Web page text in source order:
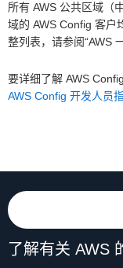
所有 AWS 公共区域（
域的 AWS Config 客户
整列表，请参阅“AWS
要详细了解 AWS
AWS Config 开发人员
了解有关 AWS